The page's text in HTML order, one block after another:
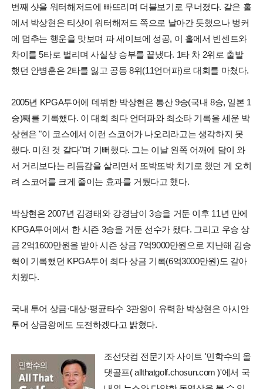
번째 샷을 워터해저드에 빠뜨리며 더블보기로 무너졌다. 같은 홀
에서 박상현은 티샷이 워터해저드 쪽으로 날아간 듯했으나 벙커
에 멈추는 행운을 맛보며 파 세이브에 성공, 이 홀에서 빈센트와
차이를 5타로 벌리며 사실상 승부를 끝냈다. 1타 차 2위로 출발
했던 안병훈은 2타를 잃고 공동 8위(11언더파)로 대회를 마쳤다.
2005년 KPGA투어에 데뷔한 박상현은 통산 9승(국내 8승, 일본 1
승)째를 기록했다. 이 대회 최다 언더파와 최소타 기록을 세운 박
상현은 "이 코스에서 이런 스코어가 나오리라고는 생각하지 못
했다. 미친 것 같다"며 기뻐했다. 그는 이날 왼쪽 어깨에 담이 와
서 거리보다는 리듬감을 살리면서 또박또박 치기로 했던 게 오히
려 스코어를 크게 줄이는 효과를 거뒀다고 했다.
박상현은 2007년 김경태와 강경남이 3승을 거둔 이후 11년 만에
KPGA투어에서 한 시즌 3승을 거둔 선수가 됐다. 그리고 우승 상
금 2억1600만원을 받아 시즌 상금 7억9000만원으로 지난해 김승
혁이 기록했던 KPGA투어 최다 상금 기록(6억3000만원)도 갈아
치웠다.
국내 투어 상금·대상·평균타수 3관왕이 유력한 박상현은 아시안
투어 상금왕에도 도전하겠다고 밝혔다.
조선닷컴 전문기자 사이트 '민학수의 올
댓골프( allthatgolf.chosun.com )'에서 국